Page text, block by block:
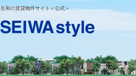
生和の賃貸物件サイト＜公式＞